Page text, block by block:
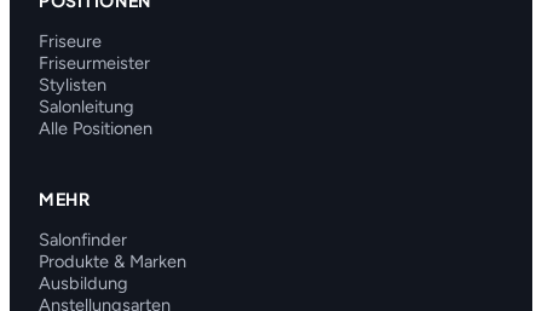
Friseure
Friseurmeister
Stylisten
Salonleitung
Alle Positionen
MEHR
Salonfinder
Produkte & Marken
Ausbildung
Anstellungsarten